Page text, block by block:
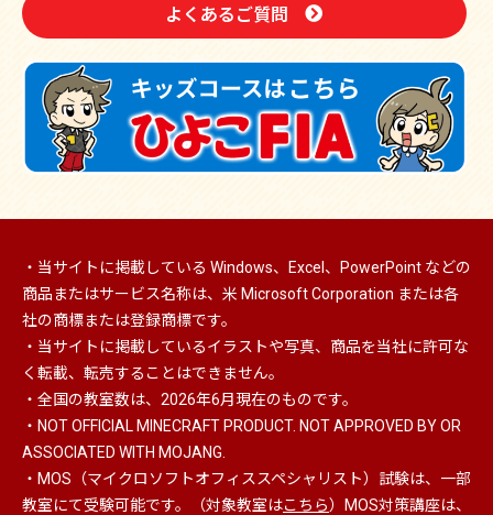
よくあるご質問
・当サイトに掲載している Windows、Excel、PowerPoint などの
商品またはサービス名称は、米 Microsoft Corporation または各
社の商標または登録商標です。
・当サイトに掲載しているイラストや写真、商品を当社に許可な
く転載、転売することはできません。
・全国の教室数は、2026年6月現在のものです。
・NOT OFFICIAL MINECRAFT PRODUCT. NOT APPROVED BY OR
ASSOCIATED WITH MOJANG.
・MOS（マイクロソフトオフィススペシャリスト） 試験は、一部
教室にて受験可能です。（対象教室はこちら）MOS対策講座は、